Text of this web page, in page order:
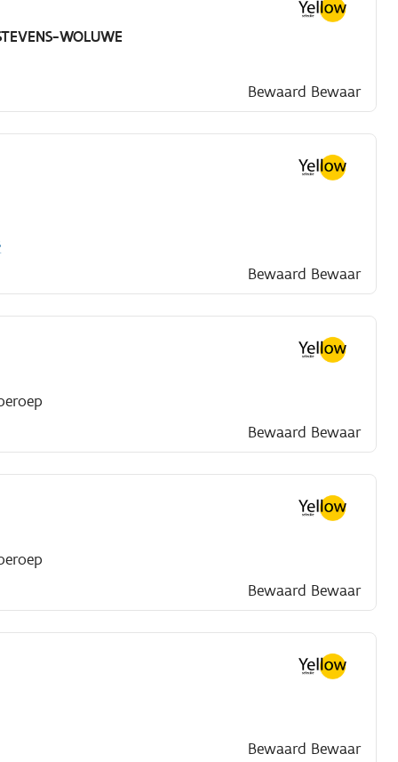
WOLUWE
Bewaard Bewaar
Bewaard Bewaar
Bewaard Bewaar
Bewaard Bewaar
Bewaard Bewaar